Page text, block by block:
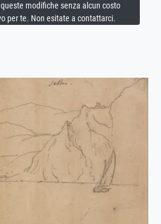
modifiche senza alcun costo
per te. Non esitate a contattarci.